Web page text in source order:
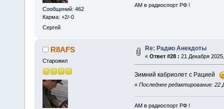
Сообщений: 462
Карма: +2/-0
Сергей
АМ в радиоспорт РФ !
R8AFS
Старожил
Re: Радио Анекдоты
« Ответ #28 : 21 Декабря
Зимний кабриолет с Рацией
« Последнее редактирование: 22
АМ в радиоспорт РФ !